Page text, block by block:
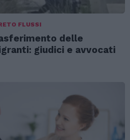
FLUSSI
delle
giudici e avvocati